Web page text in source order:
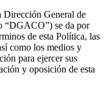
Dirección General de
“DGACO”) se da por
de esta Política, las
como los medios y
para ejercer sus
y oposición de esta